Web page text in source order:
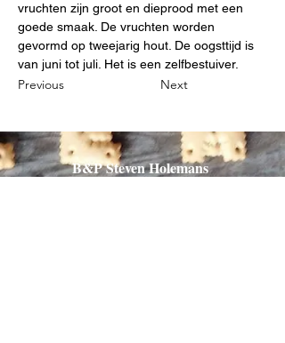
vruchten zijn groot en dieprood met een
goede smaak. De vruchten worden
gevormd op tweejarig hout. De oogsttijd is
van juni tot juli. Het is een zelfbestuiver.
Previous Next
B&P Steven Holemans